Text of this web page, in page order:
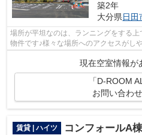
築2年
大分県日田
場所が平坦なのは、ランニングをする
物件です♪様々な場所へのアクセスがし
現在空室情報が
「D-ROOM
お問い合わ
賃貸 | ハイツ コンフォールA棟